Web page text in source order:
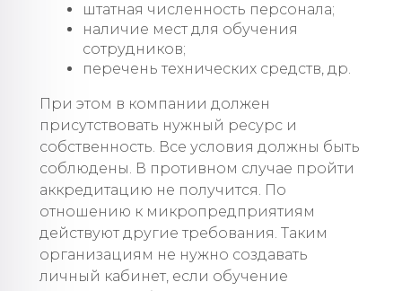
штатная численность персонала;
наличие мест для обучения
сотрудников;
перечень технических средств, др.
При этом в компании должен
присутствовать нужный ресурс и
собственность. Все условия должны быть
соблюдены. В противном случае пройти
аккредитацию не получится. По
отношению к микропредприятиям
действуют другие требования. Таким
организациям не нужно создавать
личный кабинет, если обучение